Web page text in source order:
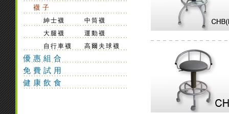
襪子
紳士襪
中筒襪
大腿襪
運動襪
自行車襪
高爾夫球襪
優惠組合
免費試用
健康飲食